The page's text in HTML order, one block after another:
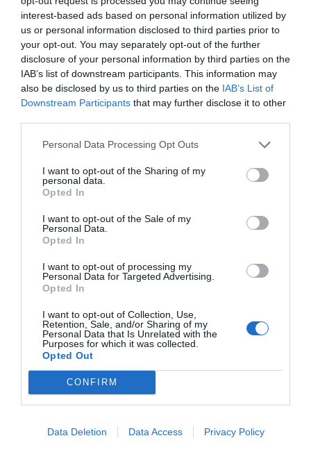
interest-based ads based on personal information utilized by
us or personal information disclosed to third parties prior to
your opt-out. You may separately opt-out of the further
disclosure of your personal information by third parties on the
IAB’s list of downstream participants. This information may
also be disclosed by us to third parties on the IAB’s List of
Downstream Participants that may further disclose it to other
Personal Data Processing Opt Outs
I want to opt-out of the Sharing of my
personal data.
Opted In
I want to opt-out of the Sale of my
Personal Data.
Opted In
I want to opt-out of processing my
Personal Data for Targeted Advertising.
Opted In
I want to opt-out of Collection, Use,
Retention, Sale, and/or Sharing of my
Personal Data that Is Unrelated with the
Purposes for which it was collected.
Opted Out
CONFIRM
Data Deletion Data Access Privacy Policy